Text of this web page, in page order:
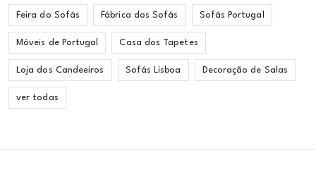
Feira do Sofás Fábrica dos Sofás Sofás Portugal
Móveis de Portugal Casa dos Tapetes
Loja dos Candeeiros Sofás Lisboa Decoração de Salas
ver todas